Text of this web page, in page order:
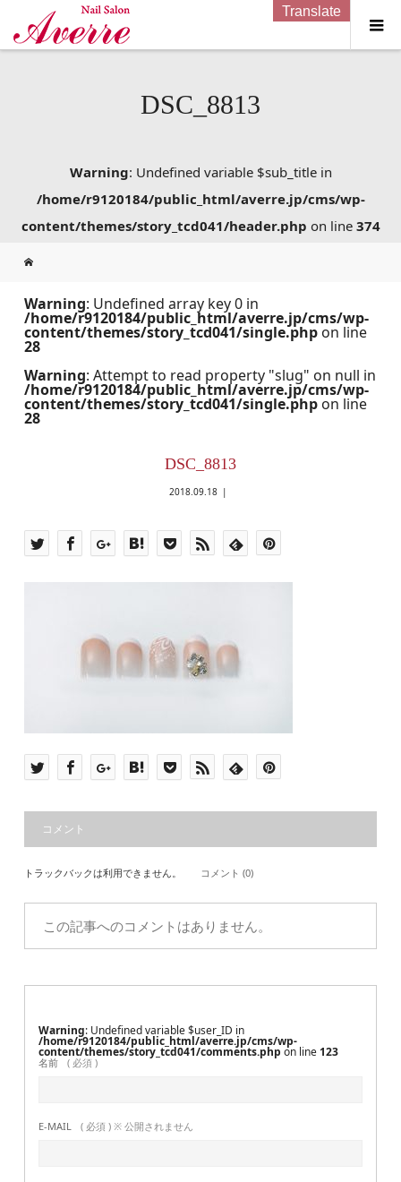
DSC_8813
Warning: Undefined variable $sub_title in
/home/r9120184/public_html/averre.jp/cms/wp-
content/themes/story_tcd041/header.php on line 374
Warning: Undefined array key 0 in
/home/r9120184/public_html/averre.jp/cms/wp-
content/themes/story_tcd041/single.php on line
28
Warning: Attempt to read property "slug" on null in
/home/r9120184/public_html/averre.jp/cms/wp-
content/themes/story_tcd041/single.php on line
28
DSC_8813
2018.09.18
コメント
トラックバックは利用できません。 コメント (0)
この記事へのコメントはありません。
Warning : Undefined variable $user_ID in
/home/r9120184/public_html/averre.jp/cms/wp-
content/themes/story_tcd041/comments.php on line 123
名前 ( 必須 )
E-MAIL ( 必須 ) ※ 公開されません
Translate